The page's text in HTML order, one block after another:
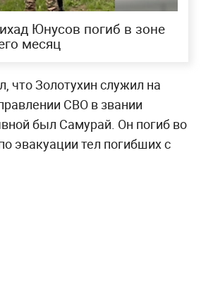
Юнусов погиб в зоне
месяц
что Золотухин служил на
СВО в звании
был Самурай. Он погиб во
эвакуации тел погибших с